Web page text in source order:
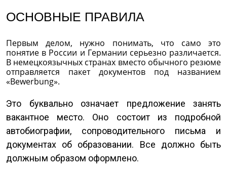
ОСНОВНЫЕ ПРАВИЛА
Первым делом, нужно понимать, что само это
понятие в России и Германии серьезно различается.
В немецкоязычных странах вместо обычного резюме
отправляется пакет документов под названием
«Bewerbung».
Это буквально означает предложение занять
вакантное место. Оно состоит из подробной
автобиографии, сопроводительного письма и
документах об образовании. Все должно быть
должным образом оформлено.